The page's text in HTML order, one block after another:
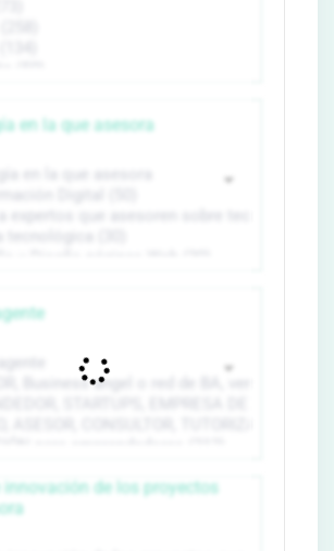
en la que asesora
innovación de los proyectos